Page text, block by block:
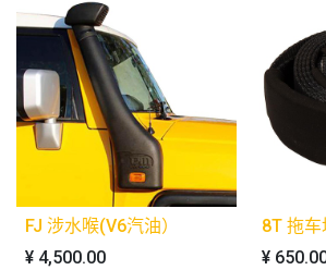
FJ 涉水喉(V6汽油）
¥ 4,500.00
8T 拖车
¥